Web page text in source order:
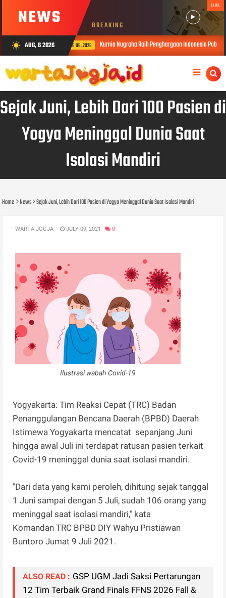
NEWS BREAKING
LIVE
wb_sunny AUG, 6 2026
AUG 06, 2026 Kurnia Nugraha Raih Penghargaan Indonesia Public Relations
Sejak Juni, Lebih Dari 100 Pasien di
Yogya Meninggal Dunia Saat
Isolasi Mandiri
Home News Sejak Juni, Lebih Dari 100 Pasien di Yogya Meninggal Dunia Saat Isolasi Mandiri
WARTA JOGJA JULY 09, 2021 0
Ilustrasi wabah Covid-19
Yogyakarta: Tim Reaksi Cepat (TRC) Badan
Penanggulangan Bencana Daerah (BPBD) Daerah
Istimewa Yogyakarta mencatat sepanjang Juni
hingga awal Juli ini terdapat ratusan pasien terkait
Covid-19 meninggal dunia saat isolasi mandiri.
"Dari data yang kami peroleh, dihitung sejak tanggal
1 Juni sampai dengan 5 Juli, sudah 106 orang yang
meninggal saat isolasi mandiri," kata
Komandan TRC BPBD DIY Wahyu Pristiawan
Buntoro Jumat 9 Juli 2021.
ALSO READ : GSP UGM Jadi Saksi Pertarungan
12 Tim Terbaik Grand Finals FFNS 2026 Fall &